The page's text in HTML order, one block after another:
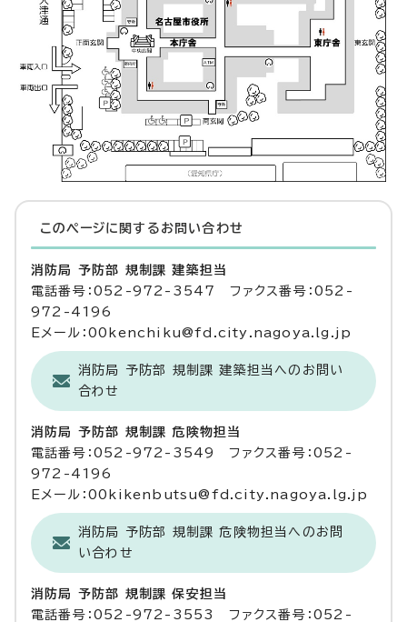
このページに関する お問い合わせ
消防局 予防部 規制課 建築担当
電話番号：052-972-3547 ファクス番号：052-
972-4196
Eメール：00kenchiku@fd.city.nagoya.lg.jp
消防局 予防部 規制課 建築担当へのお問い
合わせ
消防局 予防部 規制課 危険物担当
電話番号：052-972-3549 ファクス番号：052-
972-4196
Eメール：00kikenbutsu@fd.city.nagoya.lg.jp
消防局 予防部 規制課 危険物担当へのお問
い合わせ
消防局 予防部 規制課 保安担当
電話番号：052-972-3553 ファクス番号：052-